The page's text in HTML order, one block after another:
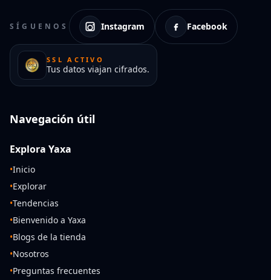
SÍGUENOS Instagram Facebook
SSL ACTIVO
Tus datos viajan cifrados.
Navegación útil
Explora Yaxa
•Inicio
•Explorar
•Tendencias
•Bienvenido a Yaxa
•Blogs de la tienda
•Nosotros
•Preguntas frecuentes